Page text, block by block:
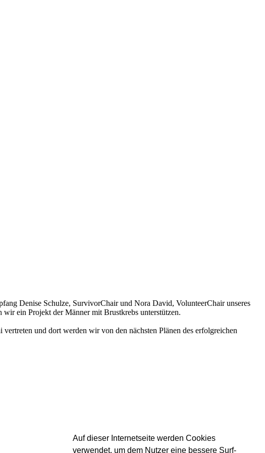
Auf dieser Internetseite werden Cookies
verwendet, um dem Nutzer eine bessere Surf-
Denise Schulze, SurvivorChair und Nora David, VolunteerChair unseres
ein Projekt der Männer mit Brustkrebs unterstützen.
und dort werden wir von den nächsten Plänen des erfolgreichen